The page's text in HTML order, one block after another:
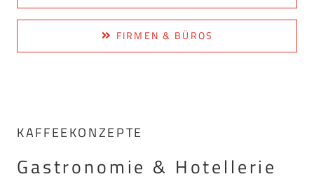
FIRMEN & BÜROS
KAFFEEKONZEPTE
Gastronomie & Hotellerie